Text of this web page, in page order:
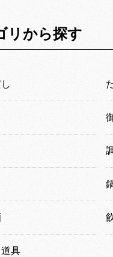
リから探す
具